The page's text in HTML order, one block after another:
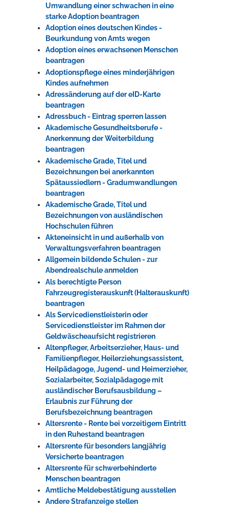
Umwandlung einer schwachen in eine
starke Adoption beantragen
Adoption eines deutschen Kindes -
Beurkundung von Amts wegen
Adoption eines erwachsenen Menschen
beantragen
Adoptionspflege eines minderjährigen
Kindes aufnehmen
Adressänderung auf der eID-Karte
beantragen
Adressbuch - Eintrag sperren lassen
Akademische Gesundheitsberufe -
Anerkennung der Weiterbildung
beantragen
Akademische Grade, Titel und
Bezeichnungen bei anerkannten
Spätaussiedlern - Gradumwandlungen
beantragen
Akademische Grade, Titel und
Bezeichnungen von ausländischen
Hochschulen führen
Akteneinsicht in und außerhalb von
Verwaltungsverfahren beantragen
Allgemein bildende Schulen - zur
Abendrealschule anmelden
Als berechtigte Person
Fahrzeugregisterauskunft (Halterauskunft)
beantragen
Als Servicedienstleisterin oder
Servicedienstleister im Rahmen der
Geldwäscheaufsicht registrieren
Altenpfleger, Arbeitserzieher, Haus- und
Familienpfleger, Heilerziehungsassistent,
Heilpädagoge, Jugend- und Heimerzieher,
Sozialarbeiter, Sozialpädagoge mit
ausländischer Berufsausbildung –
Erlaubnis zur Führung der
Berufsbezeichnung beantragen
Altersrente - Rente bei vorzeitigem Eintritt
in den Ruhestand beantragen
Altersrente für besonders langjährig
Versicherte beantragen
Altersrente für schwerbehinderte
Menschen beantragen
Amtliche Meldebestätigung ausstellen
Andere Strafanzeige stellen